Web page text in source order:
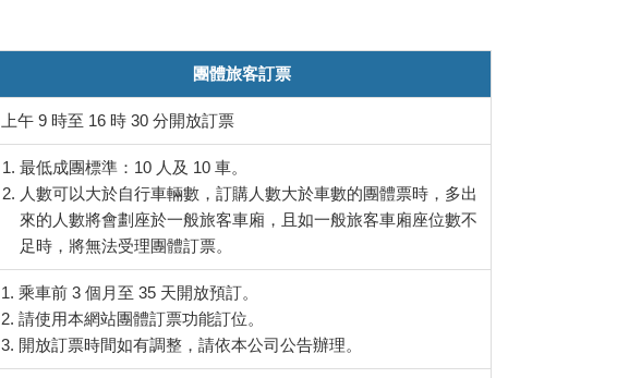
團體旅客訂票
上午 9 時至 16 時 30 分開放訂票
最低成團標準：10 人及 10 車。
人數可以大於自行車輛數，訂購人數大於車數的團體票時，多出
來的人數將會劃座於一般旅客車廂，且如一般旅客車廂座位數不
足時，將無法受理團體訂票。
1. 乘車前 3 個月至 35 天開放預訂。
2. 請使用本網站團體訂票功能訂位。
3. 開放訂票時間如有調整，請依本公司公告辦理。